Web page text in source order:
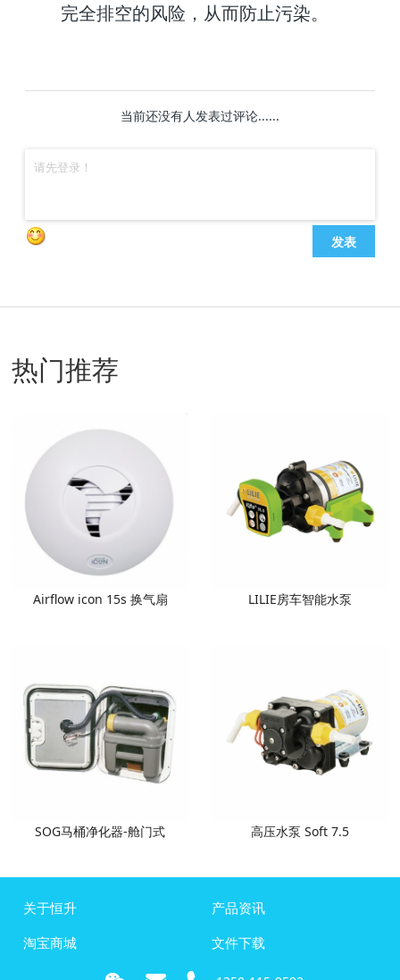
完全排空的风险，从而防止污染。
当前还没有人发表过评论......
发表
热门推荐
Airflow icon 15s 换气扇 LILIE房车智能水泵
SOG马桶净化器-舱门式 高压水泵 Soft 7.5
关于恒升
产品资讯
淘宝商城
文件下载